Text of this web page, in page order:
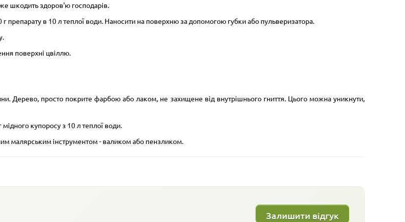
шкодить здоров'ю господарів.
в 10 л теплої води. Наносити на поверхню за допомогою губки або пульверизатора.
поверхні цвіллю.
Дерево, просто покрите фарбою або лаком, не захищене від внутрішнього гниття. Цього можна уникнути,
купоросу з 10 л теплої води.
малярським інструментом - валиком або пензликом.
Залишити відгук